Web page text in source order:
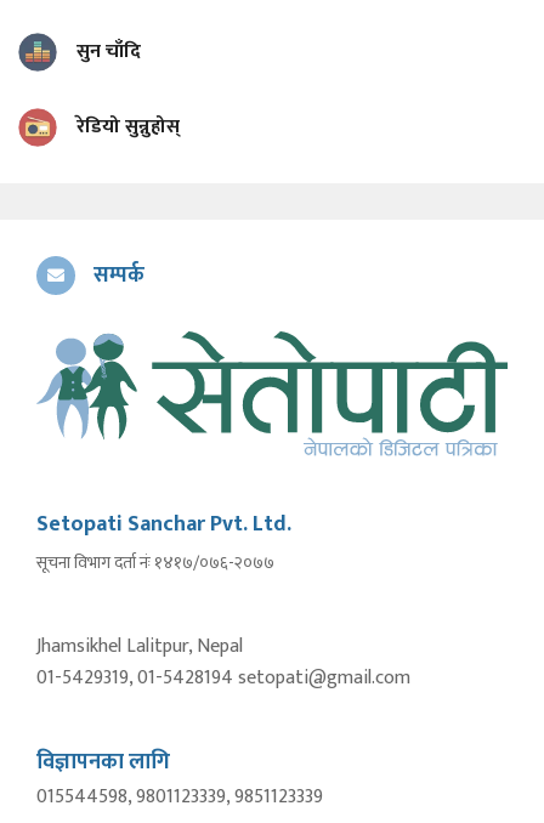
सुन चाँदि
रेडियो सुन्नुहोस्
सम्पर्क
Setopati Sanchar Pvt. Ltd.
सूचना विभाग दर्ता नंः १४१७/०७६-२०७७
Jhamsikhel Lalitpur, Nepal
01-5429319, 01-5428194 setopati@gmail.com
विज्ञापनका लागि
015544598, 9801123339, 9851123339